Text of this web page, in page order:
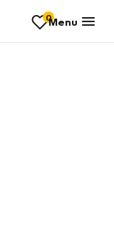
0Menu